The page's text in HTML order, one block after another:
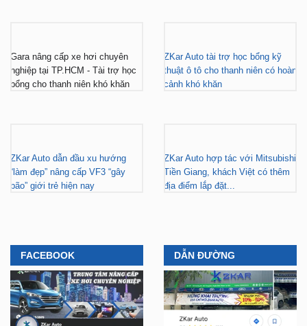
Gara nâng cấp xe hơi chuyên
nghiệp tại TP.HCM - Tài trợ học
bổng cho thanh niên khó khăn
ZKar Auto tài trợ học bổng kỹ
thuật ô tô cho thanh niên có hoàn
cảnh khó khăn
ZKar Auto dẫn đầu xu hướng
“làm đẹp” nâng cấp VF3 “gây
bão” giới trẻ hiện nay
ZKar Auto hợp tác với Mitsubishi
Tiền Giang, khách Việt có thêm
địa điểm lắp đặt...
FACEBOOK DẪN ĐƯỜNG